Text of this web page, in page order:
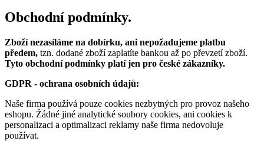
Obchodní podmínky.
Zboží nezasíláme na dobírku, ani nepožadujeme platbu
předem, tzn. dodané zboží zaplatíte bankou až po převzetí zboží.
Tyto obchodní podmínky platí jen pro české zákazníky.
GDPR - ochrana osobních údajů:
Naše firma používá pouze cookies nezbytných pro provoz našeho
eshopu. Žádné jiné analytické soubory cookies, ani cookies k
personalizaci a optimalizaci reklamy naše firma nedovoluje
používat.